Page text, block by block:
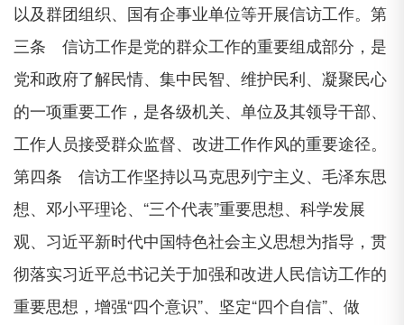
以及群团组织、国有企事业单位等开展信访工作。第
三条 信访工作是党的群众工作的重要组成部分，是
党和政府了解民情、集中民智、维护民利、凝聚民心
的一项重要工作，是各级机关、单位及其领导干部、
工作人员接受群众监督、改进工作作风的重要途径。
第四条 信访工作坚持以马克思列宁主义、毛泽东思
想、邓小平理论、“三个代表”重要思想、科学发展
观、习近平新时代中国特色社会主义思想为指导，贯
彻落实习近平总书记关于加强和改进人民信访工作的
重要思想，增强“四个意识”、坚定“四个自信”、做